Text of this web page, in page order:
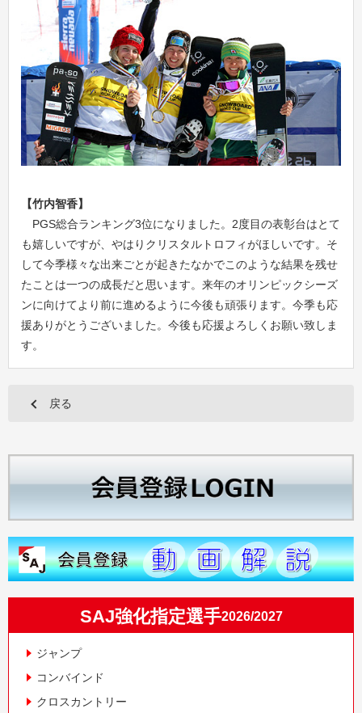
【竹内智香】
PGS総合ランキング3位になりました。2度目の表彰台はとて
も嬉しいですが、やはりクリスタルトロフィがほしいです。そ
して今季様々な出来ごとが起きたなかでこのような結果を残せ
たことは一つの成長だと思います。来年のオリンピックシーズ
ンに向けてより前に進めるように今後も頑張ります。今季も応
援ありがとうございました。今後も応援よろしくお願い致しま
す。
戻る
SAJ強化指定選手2026/2027
ジャンプ
コンバインド
クロスカントリー